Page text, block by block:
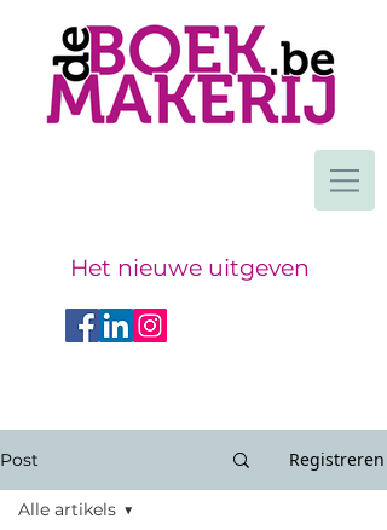
Het nieuwe uitgeven
Post Registreren
Alle artikels